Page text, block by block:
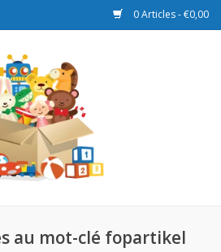
0 Articles - €0,00
au mot-clé fopartikel